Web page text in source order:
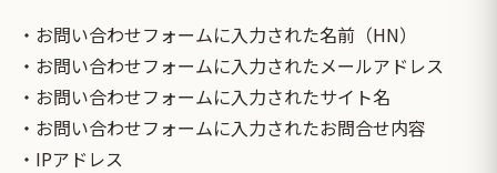
・お問い合わせフォームに入力された名前（HN）
・お問い合わせフォームに入力されたメールアドレス
・お問い合わせフォームに入力されたサイト名
・お問い合わせフォームに入力されたお問合せ内容
・IPアドレス